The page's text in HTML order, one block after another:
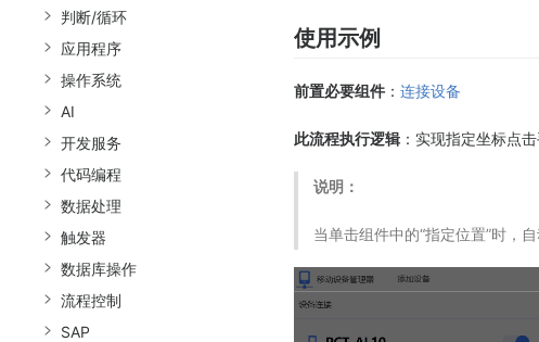
判断/循环
应用程序
操作系统
AI
开发服务
代码编程
数据处理
触发器
数据库操作
流程控制
SAP
使用示例
前置必要组件 ： 连接设备
此流程执行逻辑 ：实现指定坐标点
说明：
当单击组件中的“指定位置”时，